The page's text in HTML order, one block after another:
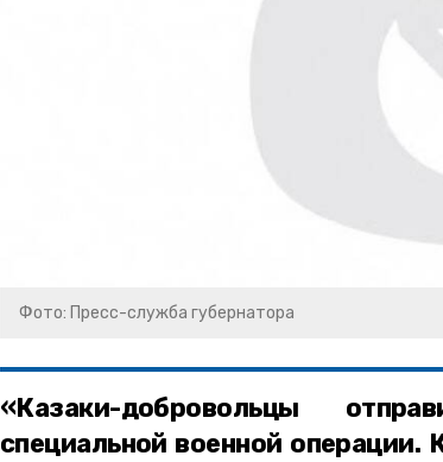
Фото: Пресс-служба губернатора
«Казаки-добровольцы
специальной военной операции.